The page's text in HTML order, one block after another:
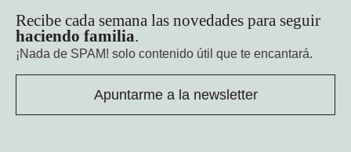
Recibe cada semana las novedades para seguir
haciendo familia.
¡Nada de SPAM! solo contenido útil que te encantará.
Apuntarme a la newsletter